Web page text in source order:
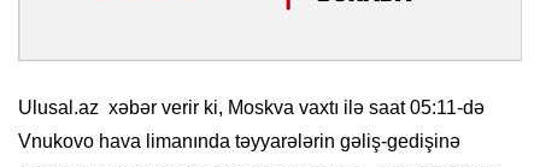
Ulusal.az xəbər verir ki, Moskva vaxtı ilə saat 05:11-də
Vnukovo hava limanında təyyarələrin gəliş-gedişinə